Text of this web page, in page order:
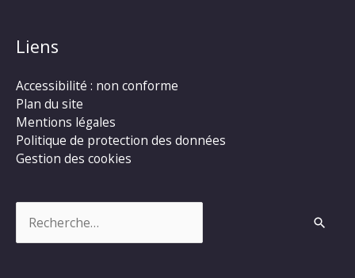
Liens
Accessibilité : non conforme
Plan du site
Mentions légales
Politique de protection des données
Gestion des cookies